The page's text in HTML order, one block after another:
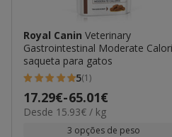
Royal Canin Veterinary
Gastrointestinal Moderate
saqueta para gatos
5
estrelas
com
5(1)
Preço
de
17.29€-65.01€
15.93€
Desde 15.93€ / kg
3 opções de peso